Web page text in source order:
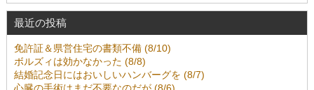
最近の投稿
免許証＆県営住宅の書類不備 (8/10)
ボルズィは効かなかった (8/8)
結婚記念日にはおいしいハンバーグを (8/7)